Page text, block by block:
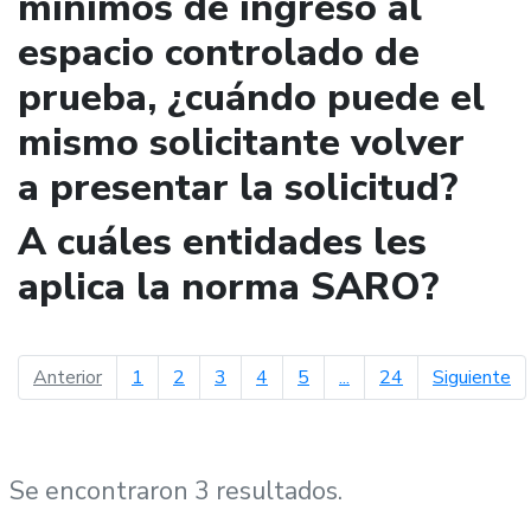
espacio controlado de
prueba, ¿cuándo puede el
mismo solicitante volver
a presentar la solicitud?
A cuáles entidades les
aplica la norma SARO?
Anteriorpágina anterior
1 2 3 4 5 ... 24 Siguiente
Se encontraron 3 resultados.